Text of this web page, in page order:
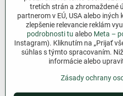
Ďakujeme za podporu
Sme slovenský e-shop
vďaka vám – ľuďom, ktorí
lásku k pôde​. Každý
pokračovať v tom, čo má
záhradkárom zadarmo a
©2026
tretích strán a zhromaždené
partnerom v EÚ, USA alebo
zlepšenie relevancie reklám
podrobnosti tu alebo Meta –
Instagram). Kliknutím na „Prijať
súhlas s týmto spracovaním.
informácie alebo
Zásady ochrany